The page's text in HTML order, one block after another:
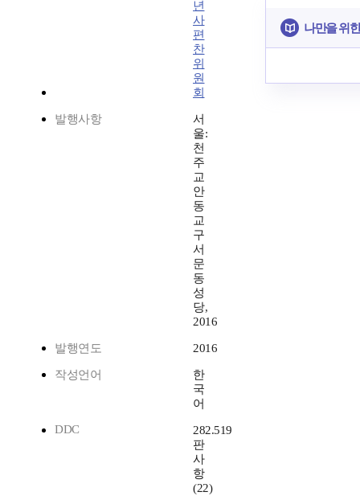
년
사
편
찬
위
원
회
발행사항
서
울:
천
주
교
안
동
교
구
서
문
동
성
당,
2016
발행연도 2016
작성언어
한
국
어
DDC
282.519
판
사
항
(22)
나만을 위